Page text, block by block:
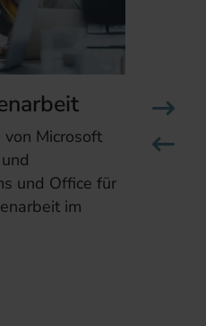
Microsoft
und Office für
im